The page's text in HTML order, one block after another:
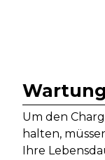
Wartung
Um den
halten,
Ihre